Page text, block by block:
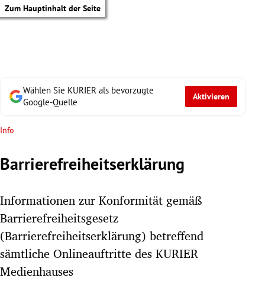
Zum Hauptinhalt der Seite
Untermenü
Untermenü
Wählen Sie KURIER als bevorzugte
Google-Quelle
Aktivieren
Info
Barrierefreiheitserklärung
Informationen zur Konformität gemäß
Barrierefreiheitsgesetz
(Barrierefreiheitserklärung) betreffend
sämtliche Onlineauftritte des KURIER
Medienhauses